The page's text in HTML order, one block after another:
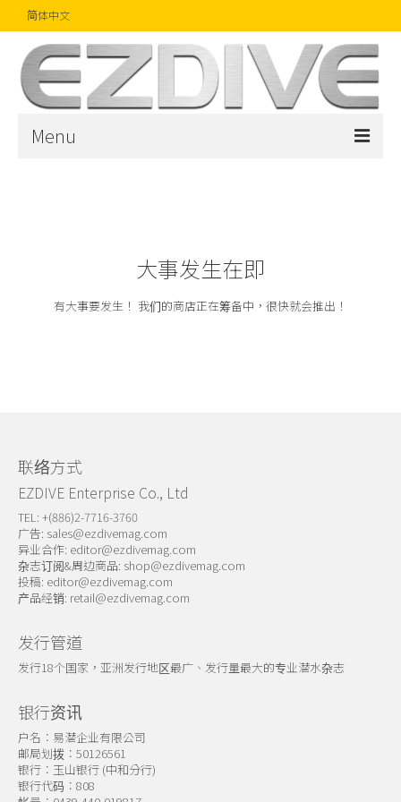
简体中文
Menu
精品
大事发生在即
有大事要发生！ 我们的商店正在筹备中，很快就会推出！
联络方式
EZDIVE Enterprise Co., Ltd
TEL: +(886)2-7716-3760
广告: sales@ezdivemag.com
异业合作: editor@ezdivemag.com
杂志订阅&周边商品: shop@ezdivemag.com
投稿: editor@ezdivemag.com
产品经销: retail@ezdivemag.com
发行管道
发行18个国家，亚洲发行地区最广、发行量最大的专业潜水杂志
银行资讯
户名：易潜企业有限公司
邮局划拨：50126561
银行：玉山银行 (中和分行)
银行代码：808